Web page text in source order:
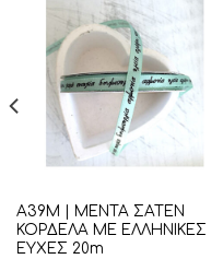
Α39Μ | ΜΕΝΤΑ ΣΑΤΕΝ
ΚΟΡΔΕΛΑ ΜΕ ΕΛΛΗΝΙΚΕΣ
ΕΥΧΕΣ 20m